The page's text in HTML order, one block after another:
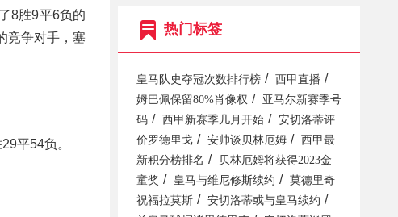
8胜9平6负的
竞争对手，塞
平54负。
热门标签
皇马队史夺冠次数排行榜 / 西甲直播 /
姆巴佩保留80%肖像权 /
亚马尔新赛季号
码 / 西甲新赛季几月开始 /
安切洛蒂评
价罗德里戈 / 安帅谈贝林厄姆 /
西甲最
新积分榜排名 /
贝林厄姆将获得2023金
童奖 / 皇马与维尼修斯续约 /
莫德里奇
祝福拉莫斯 / 安切洛蒂或与皇马续约 /